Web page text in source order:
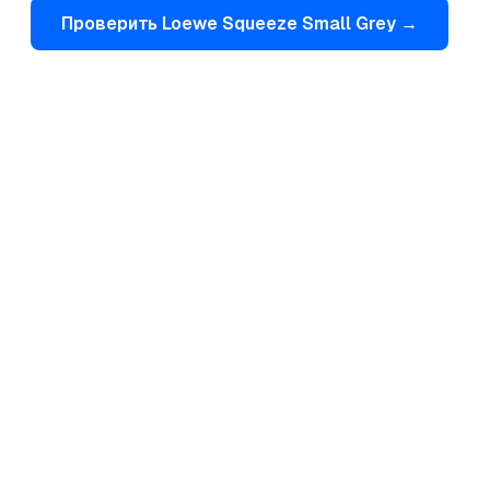
Проверить LoeweSqueeze Small Grey →